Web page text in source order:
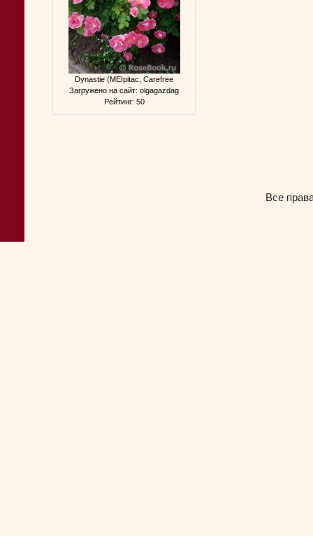
Dynastie (MEIpitac, Carefree
Загружено на сайт: olgagazdag
Рейтинг: 50
Все